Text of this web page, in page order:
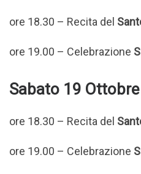
ore 18.30 – Recita del
ore 19.00 – Celebrazione
Sabato 19
ore 18.30 – Recita del
ore 19.00 – Celebrazione